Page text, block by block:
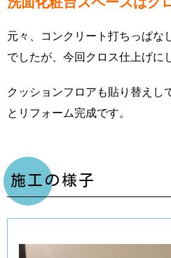
元々、コンクリート打ちっぱな
でしたが、今回クロス仕上げに
クッションフロアも貼り替えし
とリフォーム完成です。
施工の様子